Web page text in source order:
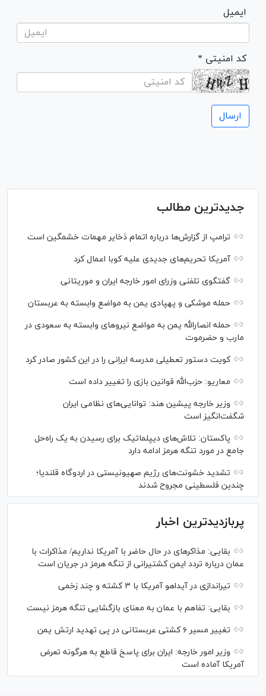
ایمیل
* کد امنیتی
جدیدترین مطالب
ترامپ از گزارش‌ها درباره اتمام ذخایر مهمات خشمگین است
آمریکا تحریم‌های جدیدی علیه کوبا اعمال کرد
گفتگوی تلفنی وزرای امور خارجه ایران و موریتانی
حمله موشکی و پهپادی یمن به مواضع وابسته به عربستان
حمله انصارالله یمن به مواضع نیرو‌های وابسته به سعودی در
مارب و حضرموت
کویت دستور تعطیلی مدرسه ایرانی را در این کشور صادر کرد
معاریو: حزب‌الله قوانین بازی را تغییر داده است
وزیر خارجه پیشین هند: توانایی‌های نظامی ایران
شگفت‌انگیز است
پاکستان: تلاش‌های دیپلماتیک برای رسیدن به یک راه‌حل
جامع در مورد تنگه هرمز ادامه دارد
تشدید خشونت‌های رژیم صهیونیستی در اردوگاه قلندیا؛
چندین فلسطینی مجروح شدند
پربازدیدترین اخبار
بقایی: مذاکره‎ای در حال حاضر با آمریکا نداریم/ مذاکرات با
عمان درباره تردد ایمن کشتیرانی از تنگه هرمز در جریان است
تیراندازی در آیداهو آمریکا با ۳ کشته و چند زخمی
بقایی: تفاهم با عمان به معنای بازگشایی تنگه هرمز نیست
تغییر مسیر ۶ کشتی عربستانی در پی تهدید ارتش یمن
وزیر امور خارجه: ایران برای پاسخ قاطع به هرگونه تعرض
آمریکا آماده است